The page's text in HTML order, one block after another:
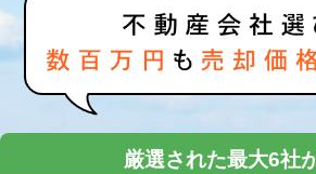
厳選された最大6社
家査定シミュレーター
お問い合わせ